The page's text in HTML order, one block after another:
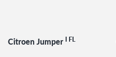
Citroen Jumper I FL